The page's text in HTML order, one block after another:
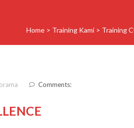
Home > Training Kami > Training
Comments: